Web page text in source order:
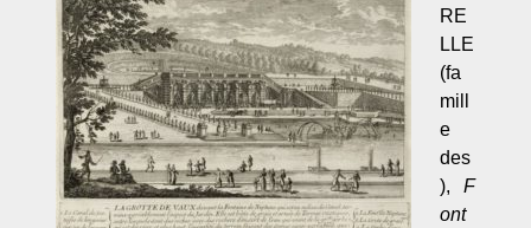
RE
LLE
(fa
mill
e
des
),F
ont